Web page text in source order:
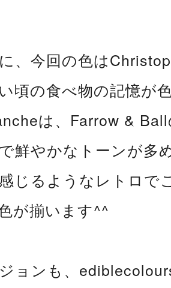
、今回の色は
頃の食べ物の記憶が
は、Farrow &
鮮やかなトーンが多
じるようなレトロで
が揃います^^
ョンも、